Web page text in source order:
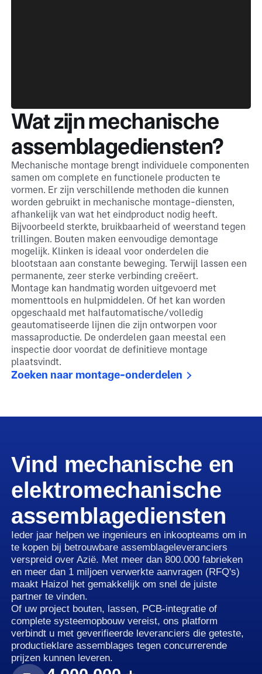
Wat zijn mechanische
assemblagediensten?
Mechanische montage brengt individuele componenten
samen om complete en functionele producten te
vormen. Er zijn verschillende methoden die kunnen
worden gebruikt in mechanische montage-diensten,
afhankelijk van wat het eindproduct nodig heeft.
Bijvoorbeeld sterkte, bruikbaarheid of weerstand tegen
trillingen. Bouten maken eenvoudige demontage
mogelijk. Klinken is ideaal voor onderdelen die
blootstaan aan constante beweging. Terwijl lassen een
permanente, zeer sterke verbinding creëert.
Montage kan handmatig worden uitgevoerd met
momenttools en hulpmiddelen. Of het kan worden
opgeschaald met halfautomatische/volledig
geautomatiseerde lijnen die zijn ontworpen voor
massaproductie. De onderdelen gaan meestal een
inspectie door voordat de definitieve montage
plaatsvindt.
Zoeken naar montage-onderdelen
Vind mechanische en
elektromechanische
assemblagediensten
Ieder jaar helpen we ingenieurs en inkoopteams om in
te kopen bij betrouwbare assemblageleveranciers
verspreid over Azië. Met meer dan 800.000 fabrieken
en meer dan 1 miljoen verwerkte aanvragen (RFQ's)
maakt Haizol het gemakkelijk om snel de juiste
partner te vinden.
Of uw project bouten, lassen, PCB-integratie of
complete systeemopbouw vereist, ons platform
verbindt u met geverifieerde leveranciers die geteste,
productieklare assemblages tegen concurrerende
prijzen kunnen leveren.